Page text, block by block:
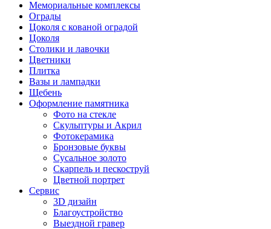
Мемориальные комплексы
Ограды
Цоколя с кованой оградой
Цоколя
Столики и лавочки
Цветники
Плитка
Вазы и лампадки
Щебень
Оформление памятника
Фото на стекле
Скульптуры и Акрил
Фотокерамика
Бронзовые буквы
Сусальное золото
Скарпель и пескоструй
Цветной портрет
Сервис
3D дизайн
Благоустройство
Выездной гравер